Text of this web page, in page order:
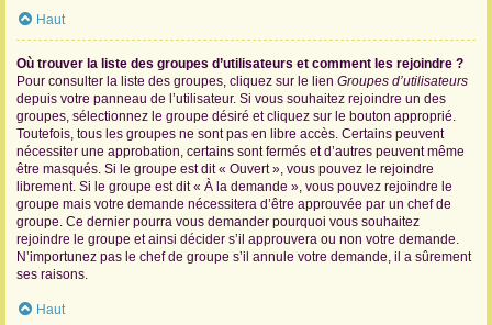
Haut
Où trouver la liste des groupes d’utilisateurs et comment les rejoindre ?
Pour consulter la liste des groupes, cliquez sur le lien Groupes d’utilisateurs
depuis votre panneau de l’utilisateur. Si vous souhaitez rejoindre un des
groupes, sélectionnez le groupe désiré et cliquez sur le bouton approprié.
Toutefois, tous les groupes ne sont pas en libre accès. Certains peuvent
nécessiter une approbation, certains sont fermés et d’autres peuvent même
être masqués. Si le groupe est dit « Ouvert », vous pouvez le rejoindre
librement. Si le groupe est dit « À la demande », vous pouvez rejoindre le
groupe mais votre demande nécessitera d’être approuvée par un chef de
groupe. Ce dernier pourra vous demander pourquoi vous souhaitez
rejoindre le groupe et ainsi décider s’il approuvera ou non votre demande.
N’importunez pas le chef de groupe s’il annule votre demande, il a sûrement
ses raisons.
Haut